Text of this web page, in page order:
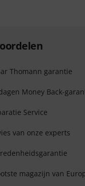
Thomann garantie
Money Back-
Service
van onze experts
magazijn van